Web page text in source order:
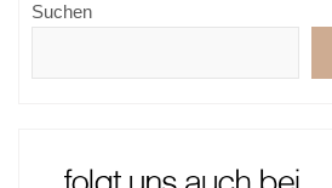
Suchen